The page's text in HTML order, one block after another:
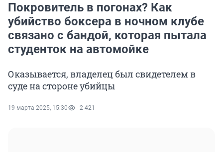
Покровитель в погонах? Как
убийство боксера в ночном клубе
связано с бандой, которая пытала
студенток на автомойке
Оказывается, владелец был свидетелем в
суде на стороне убийцы
19 марта 2025, 15:30 2 421